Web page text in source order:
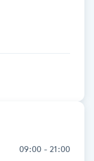
09:00 - 21:00